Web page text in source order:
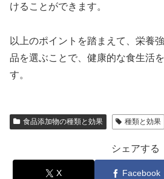
けることができます。
以上のポイントを踏まえて、栄養
品を選ぶことで、健康的な食生活
す。
食品添加物の種類と効果 種類と効果
シェアする
X Facebook